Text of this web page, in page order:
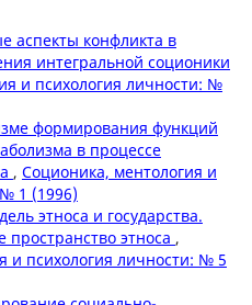
аспекты конфликта в
интегральной соционики
и психология личности: №
формирования функций
в процессе
, Соционика, ментология и
1 (1996)
этноса и государства.
этноса ,
и психология личности: № 5